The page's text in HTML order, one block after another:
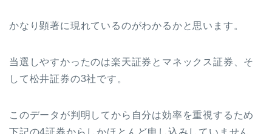
かなり顕著に現れているのがわかるかと思います。
当選しやすかったのは楽天証券とマネックス証券、そ
して松井証券の3社です。
このデータが判明してから自分は効率を重視するため
下記の4証券からしかほとんど申し込みしていません。